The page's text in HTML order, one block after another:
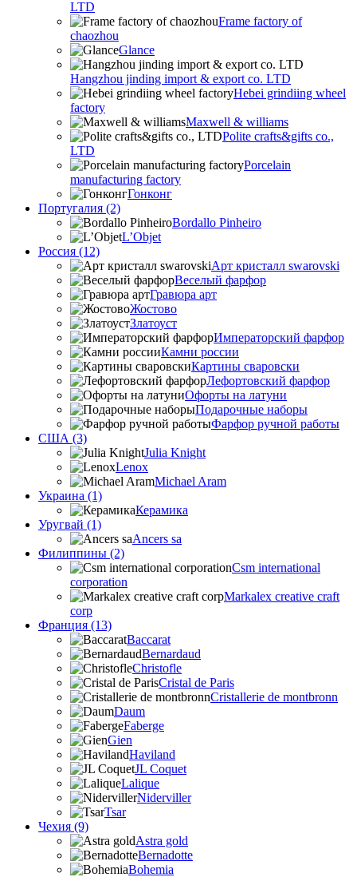
LTD
Frame factory of
chaozhou
Glance
Hangzhou jinding import & export co. LTD
Hebei grindiing wheel
factory
Maxwell & williams
Polite crafts&gifts co.,
LTD
Porcelain
manufacturing factory
Гонконг
Португалия (2)
Bordallo Pinheiro
L’Objet
Россия (12)
Арт кристалл swarovski
Веселый фарфор
Гравюра арт
Жостово
Златоуст
Императорский фарфор
Камни россии
Картины сваровски
Лефортовский фарфор
Офорты на латуни
Подарочные наборы
Фарфор ручной работы
США (3)
Julia Knight
Lenox
Michael Aram
Украина (1)
Керамика
Уругвай (1)
Ancers sa
Филиппины (2)
Csm international
corporation
Markalex creative craft
corp
Франция (13)
Baccarat
Bernardaud
Christofle
Cristal de Paris
Cristallerie de montbronn
Daum
Faberge
Gien
Haviland
JL Coquet
Lalique
Niderviller
Tsar
Чехия (9)
Astra gold
Bernadotte
Bohemia